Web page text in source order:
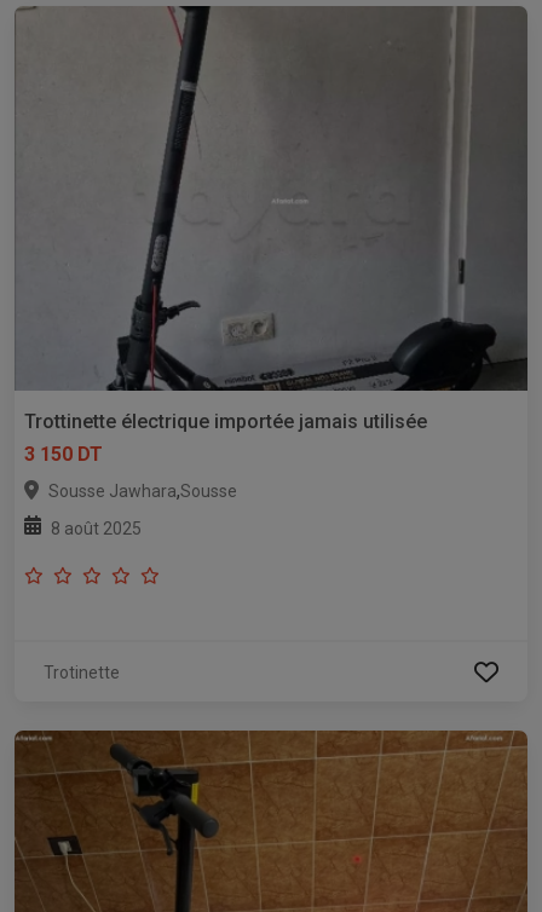
Trottinette électrique importée jamais utilisée
3 150 DT
Sousse Jawhara,Sousse
8 août 2025
Trotinette